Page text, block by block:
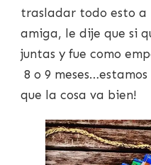
trasladar todo esto a
amiga, le dije que si
juntas y fue como
8 o 9
que la cosa va bien!